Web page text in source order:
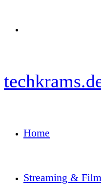
Home
Streaming & Film